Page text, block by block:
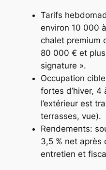
Tarifs
environ 10 000
chalet premium
80 000 € et
signature ».
Occupation
fortes d’hiver, 4
l’extérieur est
terrasses, vue).
Rendements:
3,5 % net après
entretien et